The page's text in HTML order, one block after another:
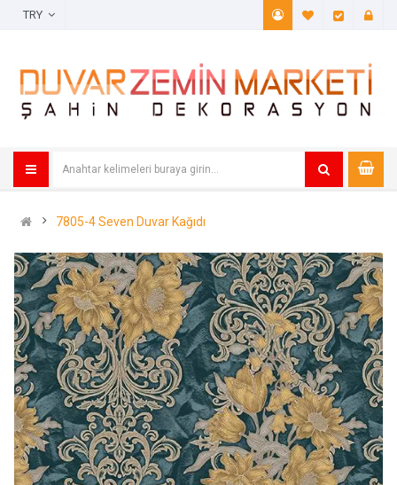
A. Listem
7805-4 Seven Duvar Kağıdı